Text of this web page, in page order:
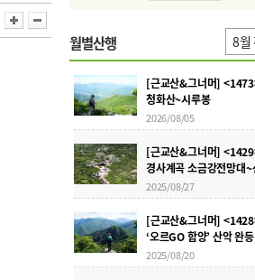
월별산행
[근교산&그너머]
청화산~시루봉
2026/08/05
[근교산&그너머]
경사계곡 소금강전망대~
2025/08/27
[근교산&그너머]
‘오르GO 함양’ 산악 완
산
2025/08/20